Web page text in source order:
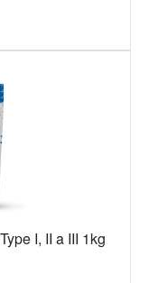
I, II a III 1kg